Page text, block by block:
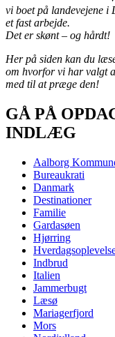
vi boet på landevejene i
et fast arbejde.
Det er skønt – og hårdt!
Her på siden kan du
om hvorfor vi har valgt
med til at præge den!
GÅ PÅ
INDLÆG
Aalborg
Bureaukrati
Danmark
Destinationer
Familie
Gardasøen
Hjørring
Indbrud
Italien
Jammerbugt
Læsø
Mariagerfjord
Mors